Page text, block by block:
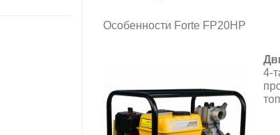
Особенности Forte FP20HP
4-